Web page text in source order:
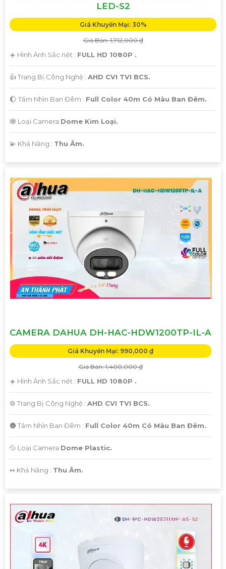
LED-S2
Giá Khuyến Mại: 30%
Giá Bán: 1,712,000 ₫
☀️ Hình Ảnh Sắc nét : FULL HD 1080P .
👍 Trang Bị Công Nghệ : AHD CVI TVI BCS.
🌔 Tầm Nhìn Ban Đêm : Full Color 40m Có Màu Ban Đêm.
🕸️ Loại Camera Dome Kim Loại.
️💫 Khả Năng : Thu Âm.
CAMERA DAHUA DH-HAC-HDW1200TP-IL-A
Giá Khuyến Mại: 990,000 ₫
Giá Bán: 1,400,000 ₫
☀️ Hình Ảnh Sắc nét : FULL HD 1080P .
⚙ Trang Bị Công Nghệ : AHD CVI TVI BCS.
🌚 Tầm Nhìn Ban Đêm : Full Color 40m Có Màu Ban Đêm.
💦 Loại Camera Dome Plastic.
️↭ Khả Năng : Thu Âm.